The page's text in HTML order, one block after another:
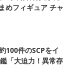
めフィギュア チャ
100件のSCPをイ
「大迫力！異常存